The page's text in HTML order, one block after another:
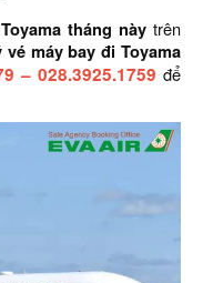
tháng này trên
vé máy bay đi Toyama
–028.3925.1759 để